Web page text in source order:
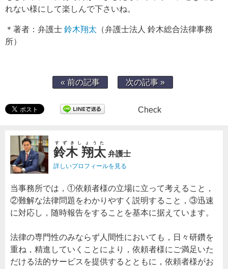
れない様にして楽しんで下さいね。
＊著者：弁護士 鈴木翔太 （弁護士法人 鈴木総合法律事務
所）
« 前の記事 次の記事 »
Check
鈴木 翔太
すずきしょうた
弁護士
詳しいプロフィールを見る
当事務所では，①依頼者様の立場に立って考えること，
②難解な法律問題をわかりやすく説明すること，③迅速
に対応し，随時報告をすることを基本に据えています。
法律の専門性のみならず人間性においても，日々研鑽を
重ね，精進していくことにより，依頼者様にご満足いた
だける法的サービスを提供するとともに，依頼者様がお